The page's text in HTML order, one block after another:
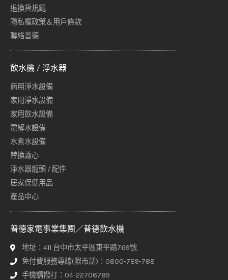
退換貨規範
隱私權政策＆用戶條款
聯絡普德
飲水機 / 淨水器
商用淨水設備
家用淨水設備
家用飲水設備
電解水設備
水素水設備
替換濾心
淨水器龍頭 / 配件
居家保健用品
產品中心
普德家電事業集團／普德飲水機
地址：411 台中市太平區東平路769號
免付費服務專線(限市話)：0800-789-788
手機請撥打：04-22706789